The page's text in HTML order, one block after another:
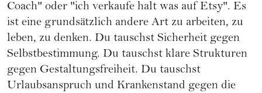
Coach" oder "ich verkaufe halt was auf Etsy". Es
ist eine grundsätzlich andere Art zu arbeiten, zu
leben, zu denken. Du tauschst Sicherheit gegen
Selbstbestimmung. Du tauschst klare Strukturen
gegen Gestaltungsfreiheit. Du tauschst
Urlaubsanspruch und Krankenstand gegen die